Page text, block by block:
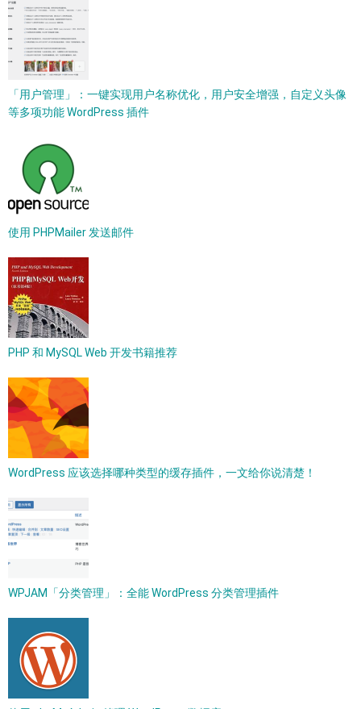
「用户管理」：一键实现用户名称优化，用户安全增强，自定义头像
等多项功能 WordPress 插件
使用 PHPMailer 发送邮件
PHP 和 MySQL Web 开发书籍推荐
WordPress 应该选择哪种类型的缓存插件，一文给你说清楚！
WPJAM「分类管理」：全能 WordPress 分类管理插件